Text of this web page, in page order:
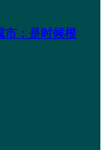
市：是时候根